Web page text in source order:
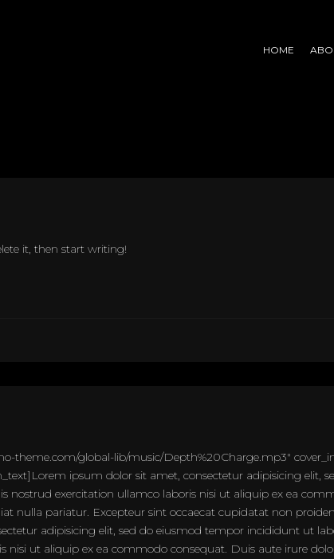
HOME
it, then start writing!
global-lib/music/Depth%20Charge.mp3″
ipsum dolor sit amet, consectetur adipisicing
exercitation ullamco laboris nisi ut aliquip ex ea
nulla pariatur. Excepteur sint occaecat cupidatat non
adipisicing elit, sed do eiusmod tempor incididunt ut
ut aliquip ex ea commodo consequat. Duis aute irure